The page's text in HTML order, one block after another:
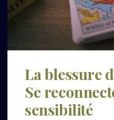
La blessure
Se
sensibilité